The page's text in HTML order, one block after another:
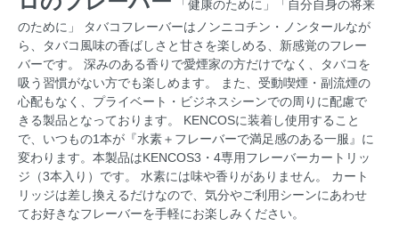
「健康のために」「自分自身の将来
のために」 タバコフレーバーはノンニコチン・ノンタールなが
ら、タバコ風味の香ばしさと甘さを楽しめる、新感覚のフレー
バーです。 深みのある香りで愛煙家の方だけでなく、タバコを
吸う習慣がない方でも楽しめます。 また、受動喫煙・副流煙の
心配もなく、プライベート・ビジネスシーンでの周りに配慮で
きる製品となっております。 KENCOSに装着し使用すること
で、いつもの1本が『水素＋フレーバーで満足感のある一服』に
変わります。本製品はKENCOS3・4専用フレーバーカートリッ
ジ（3本入り）です。 水素には味や香りがありません。 カート
リッジは差し換えるだけなので、気分やご利用シーンにあわせ
てお好きなフレーバーを手軽にお楽しみください。